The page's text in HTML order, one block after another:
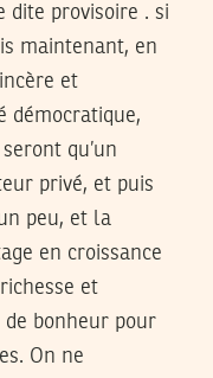
dite provisoire . si
maintenant, en
et
démocratique,
qu’un
privé, et puis
peu, et la
en croissance
et
bonheur pour
On ne